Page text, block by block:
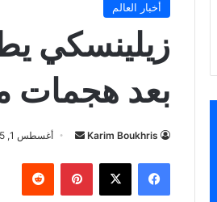
أخبار العالم
زيلينسكي
بعد هجمات
Karim Boukhris
أرسل
إلكترونيا
أغسطس 1, 2025
فيسبوك ‫X بينتيريست